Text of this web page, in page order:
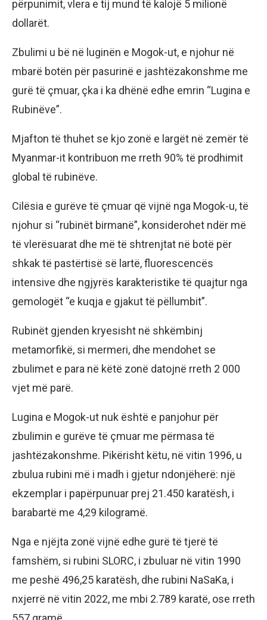
përpunimit, vlera e tij mund të kalojë 5 milionë
dollarët.
Zbulimi u bë në luginën e Mogok-ut, e njohur në
mbarë botën për pasurinë e jashtëzakonshme me
gurë të çmuar, çka i ka dhënë edhe emrin “Lugina e
Rubinëve”.
Mjafton të thuhet se kjo zonë e largët në zemër të
Myanmar-it kontribuon me rreth 90% të prodhimit
global të rubinëve.
Cilësia e gurëve të çmuar që vijnë nga Mogok-u, të
njohur si “rubinët birmanë”, konsiderohet ndër më
të vlerësuarat dhe më të shtrenjtat në botë për
shkak të pastërtisë së lartë, fluorescencës
intensive dhe ngjyrës karakteristike të quajtur nga
gemologët “e kuqja e gjakut të pëllumbit”.
Rubinët gjenden kryesisht në shkëmbinj
metamorfikë, si mermeri, dhe mendohet se
zbulimet e para në këtë zonë datojnë rreth 2 000
vjet më parë.
Lugina e Mogok-ut nuk është e panjohur për
zbulimin e gurëve të çmuar me përmasa të
jashtëzakonshme. Pikërisht këtu, në vitin 1996, u
zbulua rubini më i madh i gjetur ndonjëherë: një
ekzemplar i papërpunuar prej 21.450 karatësh, i
barabartë me 4,29 kilogramë.
Nga e njëjta zonë vijnë edhe gurë të tjerë të
famshëm, si rubini SLORC, i zbuluar në vitin 1990
me peshë 496,25 karatësh, dhe rubini NaSaKa, i
nxjerrë në vitin 2022, me mbi 2.789 karatë, ose rreth